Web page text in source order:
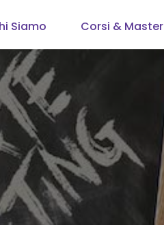
Siamo Corsi & Master